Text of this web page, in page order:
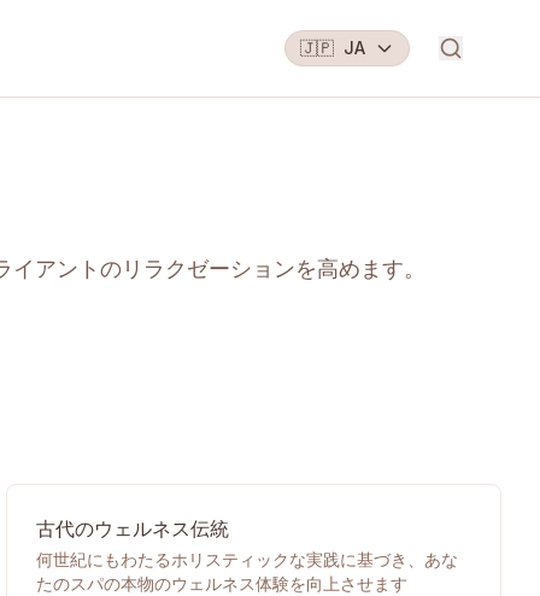
🇯🇵 JA
アントのリラクゼーションを高めます。
古代のウェルネス伝統
何世紀にもわたるホリスティックな実践に基づき、あな
たのスパの本物のウェルネス体験を向上させます